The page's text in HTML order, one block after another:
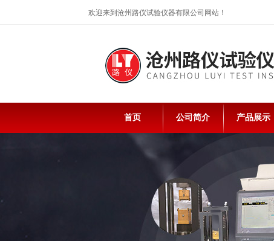
欢迎来到沧州路仪试验仪器有限公司网站！
首页 公司简介 产品展示